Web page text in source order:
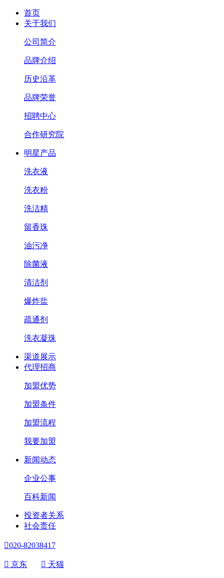
首页
关于我们
公司简介
品牌介绍
历史沿革
品牌荣誉
招聘中心
合作研究院
明星产品
洗衣液
洗衣粉
洗洁精
留香珠
油污净
除菌液
清洁剂
爆炸盐
疏通剂
洗衣凝珠
渠道展示
代理招商
加盟优势
加盟条件
加盟流程
我要加盟
新闻动态
企业公事
百科新闻
投资者关系
社会责任
020-82038417
 京东  天猫